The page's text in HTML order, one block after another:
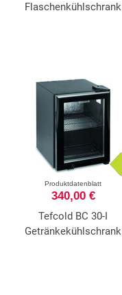
Flaschenkühlschrank
Produktdatenblatt
340,00 €
Tefcold BC 30-I
Getränkekühlschrank